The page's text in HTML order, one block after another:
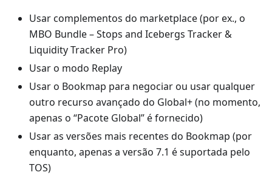
Usar complementos do marketplace (por ex., o
MBO Bundle – Stops and Icebergs Tracker &
Liquidity Tracker Pro)
Usar o modo Replay
Usar o Bookmap para negociar ou usar qualquer
outro recurso avançado do Global+ (no momento,
apenas o “Pacote Global” é fornecido)
Usar as versões mais recentes do Bookmap (por
enquanto, apenas a versão 7.1 é suportada pelo
TOS)